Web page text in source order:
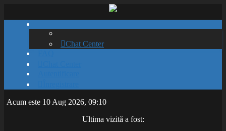
Chat Center
Acum este 10 Aug 2026, 09:10
Ultima vizită a fost: